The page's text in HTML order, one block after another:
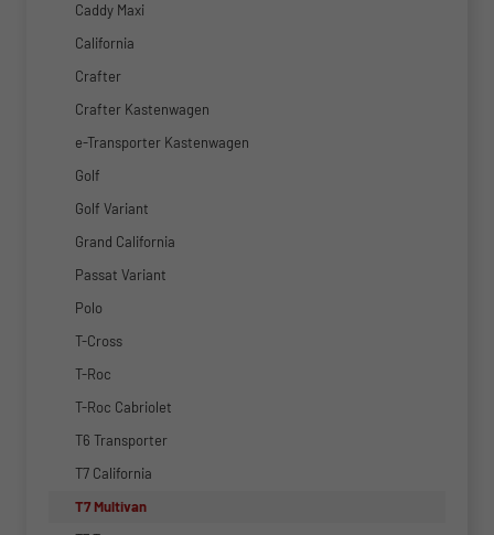
Caddy Maxi
California
Crafter
Crafter Kastenwagen
e-Transporter Kastenwagen
Golf
Golf Variant
Grand California
Passat Variant
Polo
T-Cross
T-Roc
T-Roc Cabriolet
T6 Transporter
T7 California
T7 Multivan